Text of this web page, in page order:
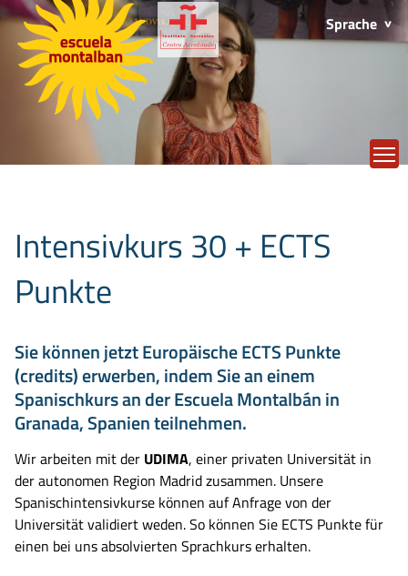
Sprache
Intensivkurs 30 + ECTS
Punkte
Sie können jetzt Europäische ECTS Punkte
(credits) erwerben, indem Sie an einem
Spanischkurs an der Escuela Montalbán in
Granada, Spanien teilnehmen.
Wir arbeiten mit der UDIMA, einer privaten Universität in
der autonomen Region Madrid zusammen. Unsere
Spanischintensivkurse können auf Anfrage von der
Universität validiert weden. So können Sie ECTS Punkte für
einen bei uns absolvierten Sprachkurs erhalten.